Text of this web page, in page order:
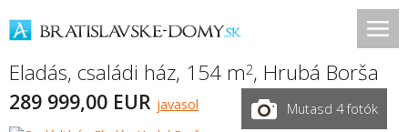
Eladás, családi ház, 154 m2, Hrubá Borša
289 999,00 EUR javasol Mutasd 4 fotók